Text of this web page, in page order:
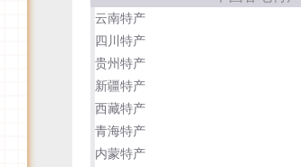
云南特产
四川特产
贵州特产
新疆特产
西藏特产
青海特产
内蒙特产